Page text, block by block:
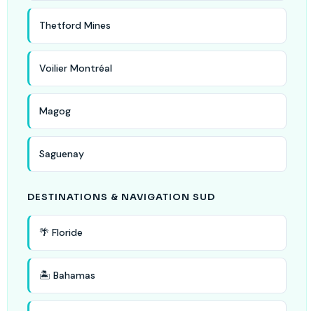
Thetford Mines
Voilier Montréal
Magog
Saguenay
DESTINATIONS & NAVIGATION SUD
🌴 Floride
🏝️ Bahamas